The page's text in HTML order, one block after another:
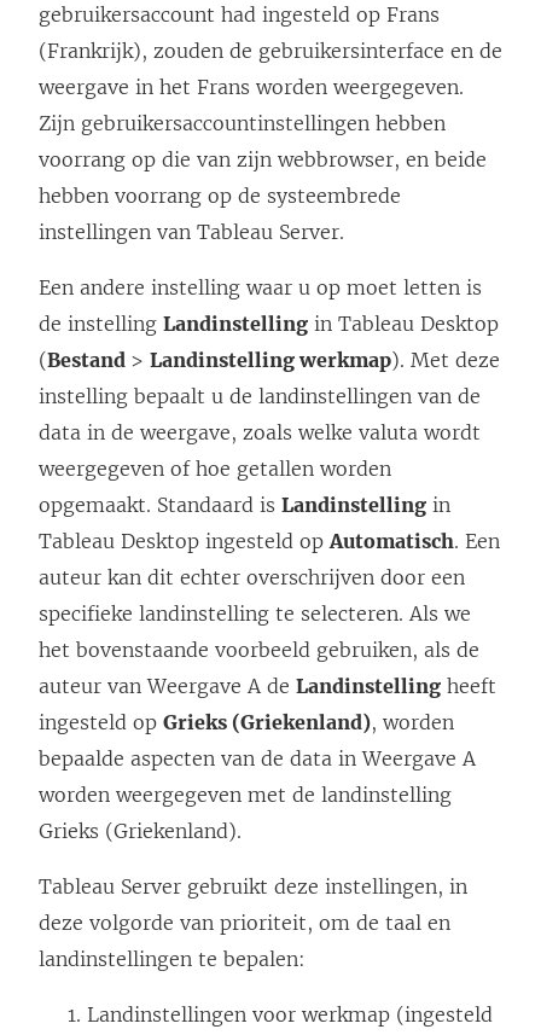
gebruikersaccount had ingesteld op Frans
(Frankrijk), zouden de gebruikersinterface en de
weergave in het Frans worden weergegeven.
Zijn gebruikersaccountinstellingen hebben
voorrang op die van zijn webbrowser, en beide
hebben voorrang op de systeembrede
instellingen van Tableau Server.
Een andere instelling waar u op moet letten is
de instelling Landinstelling in Tableau Desktop
(Bestand > Landinstelling werkmap). Met deze
instelling bepaalt u de landinstellingen van de
data in de weergave, zoals welke valuta wordt
weergegeven of hoe getallen worden
opgemaakt. Standaard is Landinstelling in
Tableau Desktop ingesteld op Automatisch. Een
auteur kan dit echter overschrijven door een
specifieke landinstelling te selecteren. Als we
het bovenstaande voorbeeld gebruiken, als de
auteur van Weergave A de Landinstelling heeft
ingesteld op Grieks (Griekenland), worden
bepaalde aspecten van de data in Weergave A
worden weergegeven met de landinstelling
Grieks (Griekenland).
Tableau Server gebruikt deze instellingen, in
deze volgorde van prioriteit, om de taal en
landinstellingen te bepalen:
Landinstellingen voor werkmap (ingesteld